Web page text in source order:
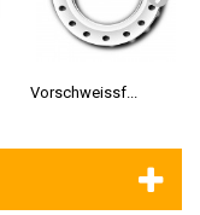
Vorschweissf...